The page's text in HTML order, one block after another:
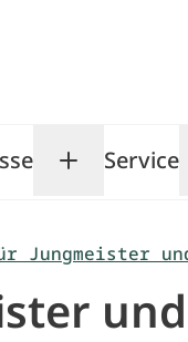
Salon
ToggleService
Jungmeister